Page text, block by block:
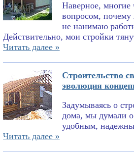
Наверное, многие
вопросом, почему
не нанимаю
Действительно, мои стройки
Читать далее »
Строительство
эволюция
Задумываясь о
дома, мы думали о
удобным,
Читать далее »